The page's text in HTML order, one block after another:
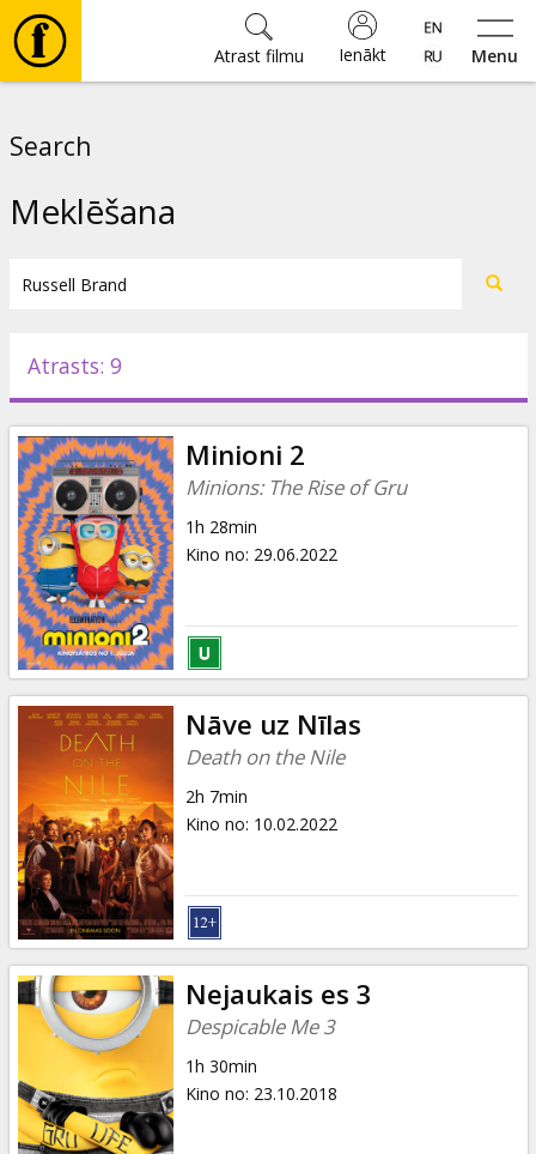
Menu
Ienākt
Atrast filmu
Pasākumi
Ziņas
Dāvanu
kartes
Uzkodas
B2B
Kino
Klubs
Search
Meklēšana
Atrasts: 9
Minioni 2
Minions: The Rise of Gru
1h 28min
Kino no: 29.06.2022
Nāve uz Nīlas
Death on the Nile
2h 7min
Kino no: 10.02.2022
Nejaukais es 3
Despicable Me 3
1h 30min
Kino no: 23.10.2018